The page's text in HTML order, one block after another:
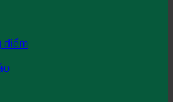
điểm